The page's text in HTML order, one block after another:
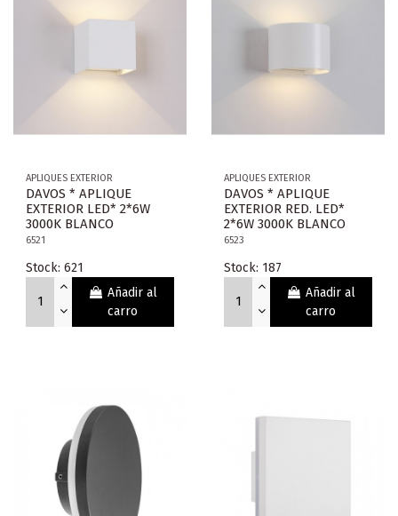
APLIQUES EXTERIOR
DAVOS * APLIQUE
EXTERIOR LED* 2*6W
3000K BLANCO
6521
Stock: 621
Añadir al
carro
APLIQUES EXTERIOR
DAVOS * APLIQUE
EXTERIOR RED. LED*
2*6W 3000K BLANCO
6523
Stock: 187
Añadir al
carro